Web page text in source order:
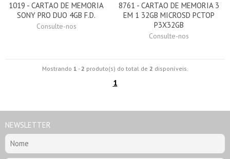
1019 - CARTAO DE MEMORIA
SONY PRO DUO 4GB F.D.
Consulte-nos
8761 - CARTAO DE MEMORIA 3
EM 1 32GB MICROSD PCTOP
P3X32GB
Consulte-nos
Mostrando 1 -2 produto(s) do total de 2 disponíveis.
1
NEWSLETTER